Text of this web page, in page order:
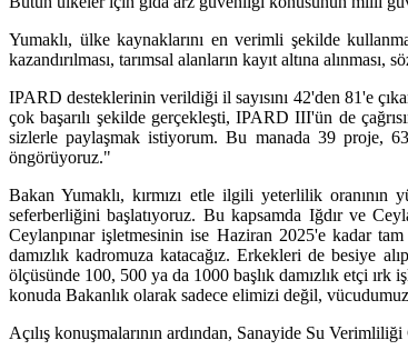
Yumaklı, ülke kaynaklarını en verimli şekilde
kazandırılması, tarımsal alanların kayıt altına
IPARD desteklerinin verildiği il sayısını 42'den 81'e
çok başarılı şekilde gerçekleşti, IPARD III'ün de
sizlerle paylaşmak istiyorum. Bu manada 39 proje,
öngörüyoruz."
Bakan Yumaklı, kırmızı etle ilgili yeterlilik
seferberliğini başlatıyoruz. Bu kapsamda Iğdır ve
Ceylanpınar işletmesinin ise Haziran 2025'e kadar
damızlık kadromuza katacağız. Erkekleri de besiye
ölçüsünde 100, 500 ya da 1000 başlık damızlık etçi
konuda Bakanlık olarak sadece elimizi değil,
Açılış konuşmalarının ardından, Sanayide Su